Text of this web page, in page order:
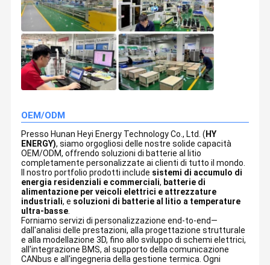
OEM/ODM
Presso Hunan Heyi Energy Technology Co., Ltd. ( HY
ENERGY), siamo orgogliosi delle nostre solide capacità
OEM/ODM, offrendo soluzioni di batterie al litio
completamente personalizzate ai clienti di tutto il mondo.
Il nostro portfolio prodotti include sistemi di accumulo di
energia residenziali e commerciali, batterie di
alimentazione per veicoli elettrici e attrezzature
industriali, e soluzioni di batterie al litio a temperature
ultra-basse.
Forniamo servizi di personalizzazione end-to-end—
dall'analisi delle prestazioni, alla progettazione strutturale
e alla modellazione 3D, fino allo sviluppo di schemi elettrici,
all'integrazione BMS, al supporto della comunicazione
CANbus e all'ingegneria della gestione termica. Ogni